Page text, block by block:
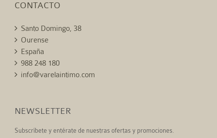
CONTACTO
Santo Domingo, 38
Ourense
España
988 248 180
info@varelaintimo.com
NEWSLETTER
Subscríbete y entérate de nuestras ofertas y promociones.